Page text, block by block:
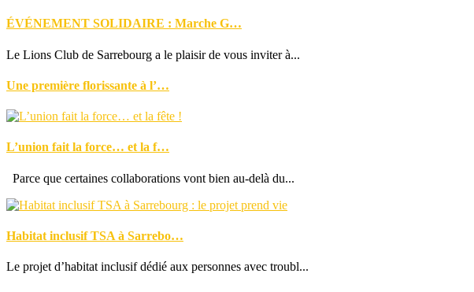
ÉVÉNEMENT SOLIDAIRE : Marche G…
Le Lions Club de Sarrebourg a le plaisir de vous inviter à...
Une première florissante à l’…
L’union fait la force… et la f…
Parce que certaines collaborations vont bien au-delà du...
Habitat inclusif TSA à Sarrebo…
Le projet d’habitat inclusif dédié aux personnes avec troubl...